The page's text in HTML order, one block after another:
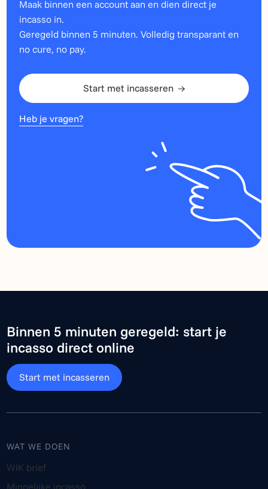
Maak binnen een account aan en dien direct je
incasso in.
Geregeld binnen 5 minuten. Volledig transparant en
no cure, no pay.
Start met incasseren
Heb je vragen?
Binnen 5 minuten geregeld: start je
incasso direct online
Start met incasseren
WAT WE DOEN
WIK brief